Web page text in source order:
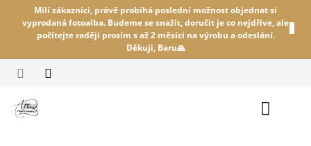
Milí zákazníci, právě probíhá poslední možnost objednat si
vyprodaná fotoalba. Budeme se snažit, doručit je co nejdříve, ale
počítejte raději prosím s až 2 měsíci na výrobu a odeslání.
Děkuji, Baru🙏